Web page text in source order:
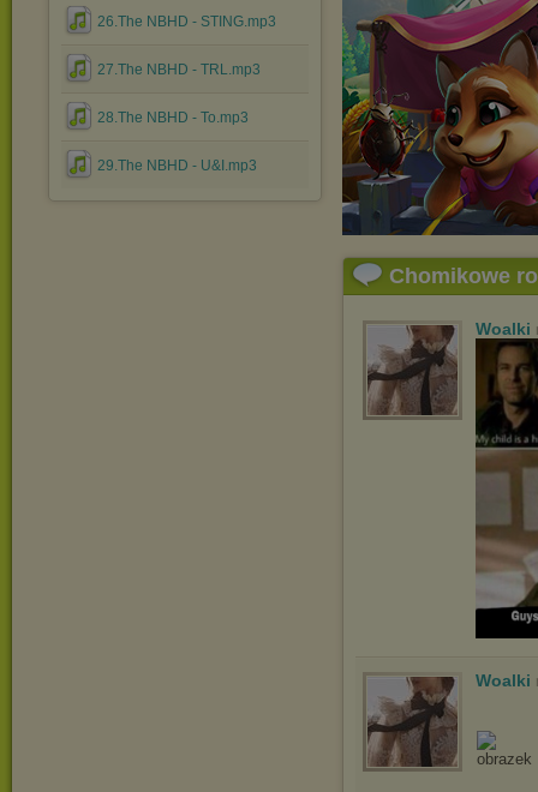
26.The NBHD - STING.mp3
27.The NBHD - TRL.mp3
28.The NBHD - To.mp3
29.The NBHD - U&I.mp3
Chomikowe
Woalki
Woalki